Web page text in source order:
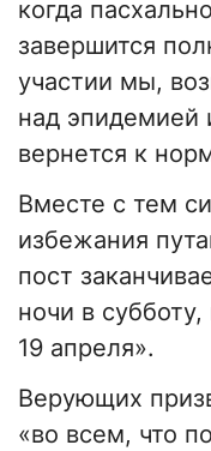
когда
завершится
участии мы,
над эпидемией
вернется к
Вместе с тем
избежания
пост
ночи в
19 апреля».
Верующих
«во всем, что